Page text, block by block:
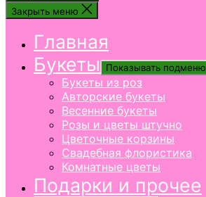
Закрыть меню
Главная
Букеты
Показывать подменю
Букеты из роз
Авторские букеты
Весенние букеты
Розы и цветы штучно
Цветочные корзины
Свадебная флористика
Комнатные цветы
Подарки и прочее